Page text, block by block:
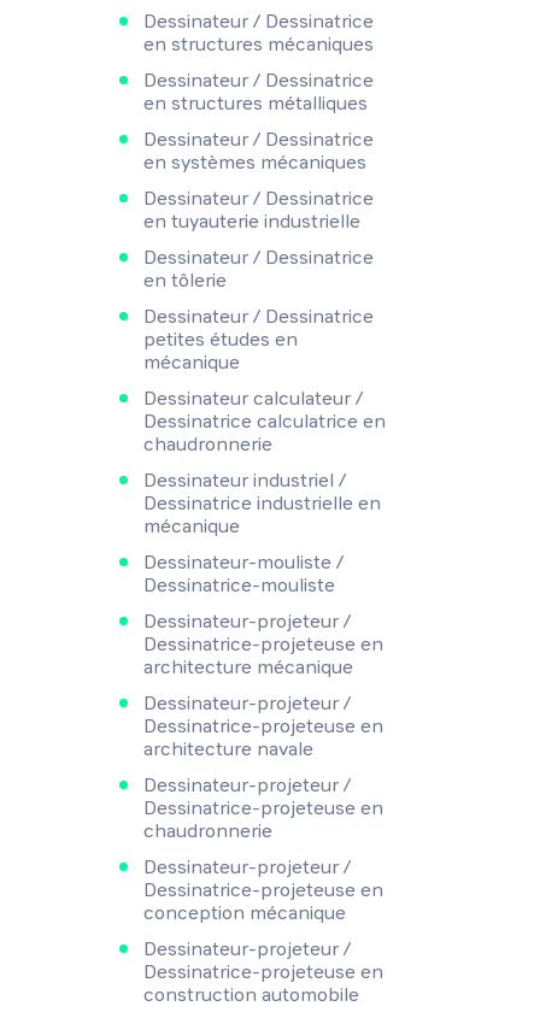
Dessinateur / Dessinatrice
en structures mécaniques
Dessinateur / Dessinatrice
en structures métalliques
Dessinateur / Dessinatrice
en systèmes mécaniques
Dessinateur / Dessinatrice
en tuyauterie industrielle
Dessinateur / Dessinatrice
en tôlerie
Dessinateur / Dessinatrice
petites études en
mécanique
Dessinateur calculateur /
Dessinatrice calculatrice en
chaudronnerie
Dessinateur industriel /
Dessinatrice industrielle en
mécanique
Dessinateur-mouliste /
Dessinatrice-mouliste
Dessinateur-projeteur /
Dessinatrice-projeteuse en
architecture mécanique
Dessinateur-projeteur /
Dessinatrice-projeteuse en
architecture navale
Dessinateur-projeteur /
Dessinatrice-projeteuse en
chaudronnerie
Dessinateur-projeteur /
Dessinatrice-projeteuse en
conception mécanique
Dessinateur-projeteur /
Dessinatrice-projeteuse en
construction automobile